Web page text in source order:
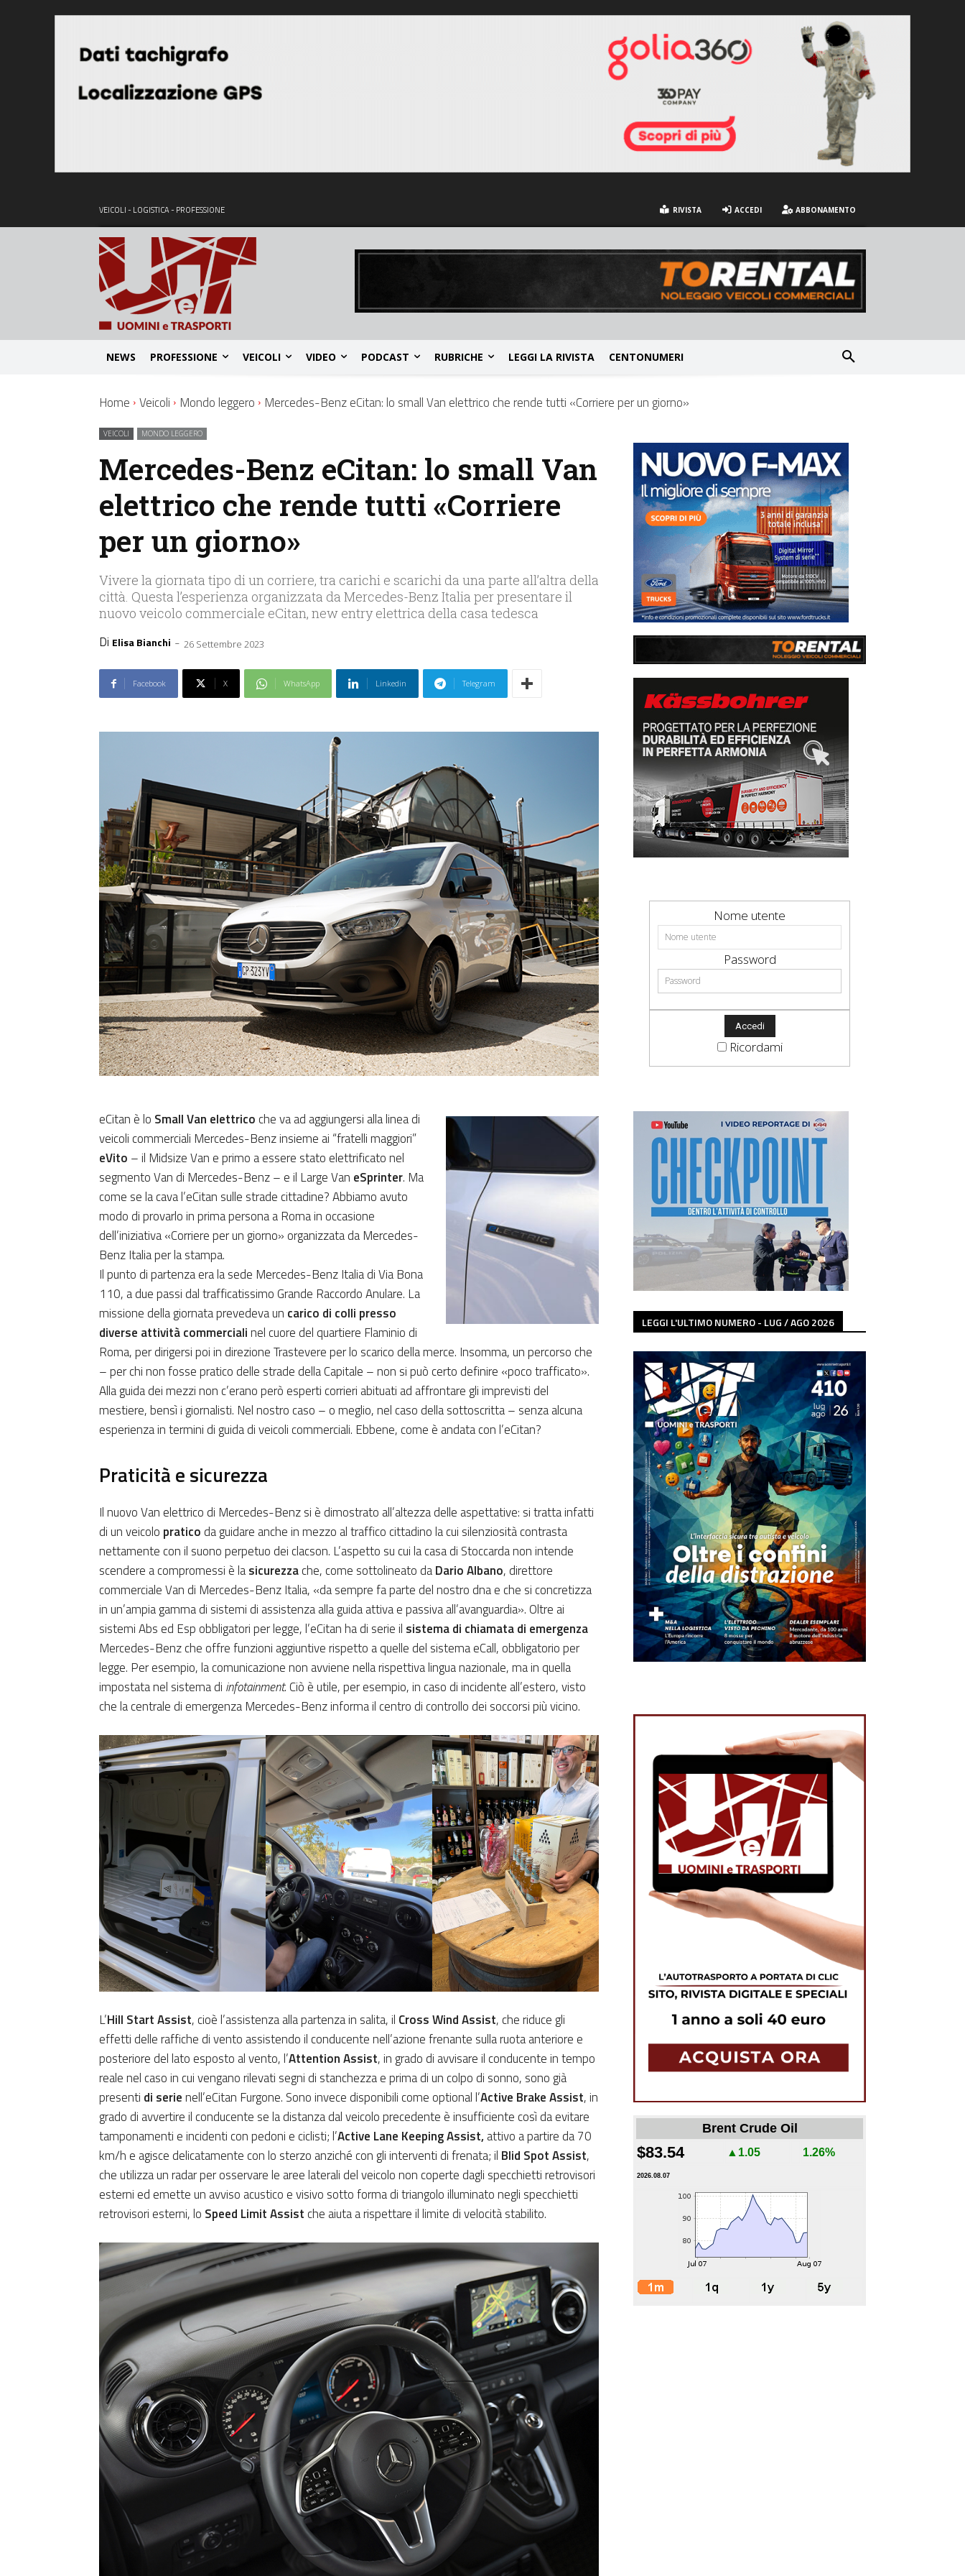
VEICOLI - LOGISTICA - PROFESSIONE RIVISTA ACCEDI ABBONAMENTO
NEWS PROFESSIONE VEICOLI VIDEO PODCAST RUBRICHE LEGGI LA RIVISTA CENTONUMERI
Home Veicoli Mondo leggero Mercedes-Benz eCitan: lo small Van elettrico che rende tutti «Corriere per un giorno»
VEICOLI MONDO LEGGERO
Mercedes-Benz eCitan: lo small Van
elettrico che rende tutti «Corriere
per un giorno»
Vivere la giornata tipo di un corriere, tra carichi e scarichi da una parte all’altra della
città. Questa l’esperienza organizzata da Mercedes-Benz Italia per presentare il
nuovo veicolo commerciale eCitan, new entry elettrica della casa tedesca
Di Elisa Bianchi - 26 Settembre 2023
Facebook X WhatsApp Linkedin Telegram
eCitan è lo Small Van elettrico che va ad aggiungersi alla linea di
veicoli commerciali Mercedes-Benz insieme ai “fratelli maggiori”
eVito – il Midsize Van e primo a essere stato elettrificato nel
segmento Van di Mercedes-Benz – e il Large Van eSprinter. Ma
come se la cava l’eCitan sulle strade cittadine? Abbiamo avuto
modo di provarlo in prima persona a Roma in occasione
dell’iniziativa «Corriere per un giorno» organizzata da Mercedes-
Benz Italia per la stampa.
Il punto di partenza era la sede Mercedes-Benz Italia di Via Bona
110, a due passi dal trafficatissimo Grande Raccordo Anulare. La
missione della giornata prevedeva un carico di colli presso
diverse attività commercialinel cuore del quartiere Flaminio di
Roma, per dirigersi poi in direzione Trastevere per lo scarico della merce. Insomma, un percorso che
– per chi non fosse pratico delle strade della Capitale – non si può certo definire «poco trafficato».
Alla guida dei mezzi non c’erano però esperti corrieri abituati ad affrontare gli imprevisti del
mestiere, bensì i giornalisti. Nel nostro caso – o meglio, nel caso della sottoscritta – senza alcuna
esperienza in termini di guida di veicoli commerciali. Ebbene, come è andata con l’eCitan?
Praticità e sicurezza
Il nuovo Van elettrico di Mercedes-Benz si è dimostrato all’altezza delle aspettative: si tratta infatti
di un veicolo pratico da guidare anche in mezzo al traffico cittadino la cui silenziosità contrasta
nettamente con il suono perpetuo dei clacson. L’aspetto su cui la casa di Stoccarda non intende
scendere a compromessi è lasicurezzache, come sottolineato daDario Albano, direttore
commerciale Van di Mercedes-Benz Italia, «da sempre fa parte del nostro dna e che si concretizza
in un’ampia gamma di sistemi di assistenza alla guida attiva e passiva all’avanguardia». Oltre ai
sistemi Abs ed Esp obbligatori per legge, l’eCitan ha di serie il sistema di chiamata di emergenza
Mercedes-Benz che offre funzioni aggiuntive rispetto a quelle del sistema eCall, obbligatorio per
legge. Per esempio, la comunicazione non avviene nella rispettiva lingua nazionale, ma in quella
impostata nel sistema di infotainment. Ciò è utile, per esempio, in caso di incidente all’estero, visto
che la centrale di emergenza Mercedes-Benz informa il centro di controllo dei soccorsi più vicino.
L’Hill Start Assist, cioè l’assistenza alla partenza in salita, il Cross Wind Assist, che riduce gli
effetti delle raffiche di vento assistendo il conducente nell’azione frenante sulla ruota anteriore e
posteriore del lato esposto al vento, l’Attention Assist, in grado di avvisare il conducente in tempo
reale nel caso in cui vengano rilevati segni di stanchezza e prima di un colpo di sonno, sono già
presenti di serienell’eCitan Furgone. Sono invece disponibili come optional l’Active Brake Assist, in
grado di avvertire il conducente se la distanza dal veicolo precedente è insufficiente così da evitare
tamponamenti e incidenti con pedoni e ciclisti; l’Active Lane Keeping Assist,attivo a partire da 70
km/h e agisce delicatamente con lo sterzo anziché con gli interventi di frenata; il Blid Spot Assist,
che utilizza un radar per osservare le aree laterali del veicolo non coperte dagli specchietti retrovisori
esterni ed emette un avviso acustico e visivo sotto forma di triangolo illuminato negli specchietti
retrovisori esterni, lo Speed Limit Assist che aiuta a rispettare il limite di velocità stabilito.
Nome utente
Password
Ricordami
LEGGI L'ULTIMO NUMERO - LUG / AGO 2026
Brent Crude Oil
$83.54 ▲1.05 1.26%
2026.08.07